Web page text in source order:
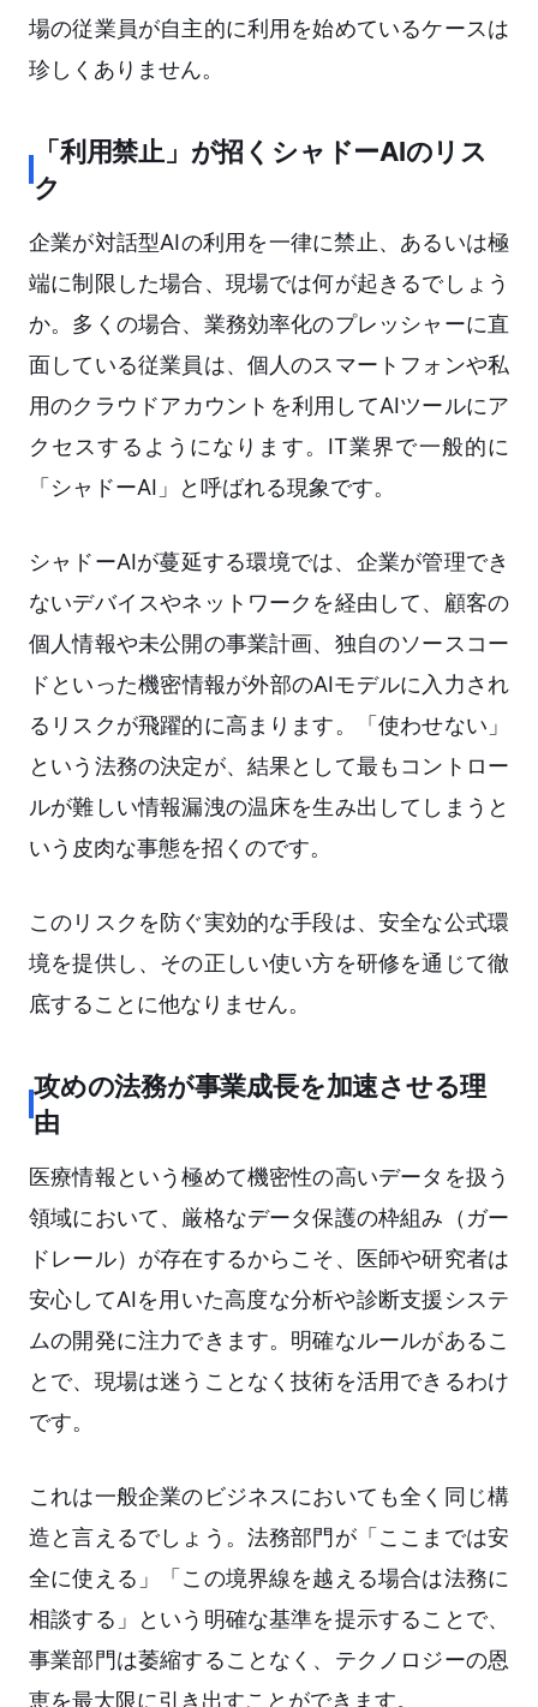
場の従業員が自主的に利用を始めているケースは
珍しくありません。
「利用禁止」が招くシャドーAIのリス
ク
企業が対話型AIの利用を一律に禁止、あるいは極
端に制限した場合、現場では何が起きるでしょう
か。多くの場合、業務効率化のプレッシャーに直
面している従業員は、個人のスマートフォンや私
用のクラウドアカウントを利用してAIツールにア
クセスするようになります。IT業界で一般的に
「シャドーAI」と呼ばれる現象です。
シャドーAIが蔓延する環境では、企業が管理でき
ないデバイスやネットワークを経由して、顧客の
個人情報や未公開の事業計画、独自のソースコー
ドといった機密情報が外部のAIモデルに入力され
るリスクが飛躍的に高まります。「使わせない」
という法務の決定が、結果として最もコントロー
ルが難しい情報漏洩の温床を生み出してしまうと
いう皮肉な事態を招くのです。
このリスクを防ぐ実効的な手段は、安全な公式環
境を提供し、その正しい使い方を研修を通じて徹
底することに他なりません。
攻めの法務が事業成長を加速させる理
由
医療情報という極めて機密性の高いデータを扱う
領域において、厳格なデータ保護の枠組み（ガー
ドレール）が存在するからこそ、医師や研究者は
安心してAIを用いた高度な分析や診断支援システ
ムの開発に注力できます。明確なルールがあるこ
とで、現場は迷うことなく技術を活用できるわけ
です。
これは一般企業のビジネスにおいても全く同じ構
造と言えるでしょう。法務部門が「ここまでは安
全に使える」「この境界線を越える場合は法務に
相談する」という明確な基準を提示することで、
事業部門は萎縮することなく、テクノロジーの恩
恵を最大限に引き出すことができます。